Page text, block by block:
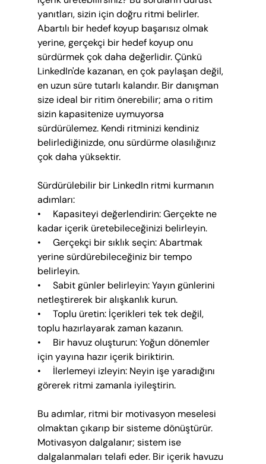
yanıtları, sizin için doğru ritmi belirler.
Abartılı bir hedef koyup başarısız olmak
yerine, gerçekçi bir hedef koyup onu
sürdürmek çok daha değerlidir. Çünkü
LinkedIn'de kazanan, en çok paylaşan değil,
en uzun süre tutarlı kalandır. Bir danışman
size ideal bir ritim önerebilir; ama o ritim
sizin kapasitenize uymuyorsa
sürdürülemez. Kendi ritminizi kendiniz
belirlediğinizde, onu sürdürme olasılığınız
çok daha yüksektir.
Sürdürülebilir bir LinkedIn ritmi kurmanın
adımları:
•     Kapasiteyi değerlendirin: Gerçekte ne
kadar içerik üretebileceğinizi belirleyin.
•     Gerçekçi bir sıklık seçin: Abartmak
yerine sürdürebileceğiniz bir tempo
belirleyin.
•     Sabit günler belirleyin: Yayın günlerini
netleştirerek bir alışkanlık kurun.
•     Toplu üretin: İçerikleri tek tek değil,
toplu hazırlayarak zaman kazanın.
•     Bir havuz oluşturun: Yoğun dönemler
için yayına hazır içerik biriktirin.
•     İlerlemeyi izleyin: Neyin işe yaradığını
görerek ritmi zamanla iyileştirin.
Bu adımlar, ritmi bir motivasyon meselesi
olmaktan çıkarıp bir sisteme dönüştürür.
Motivasyon dalgalanır; sistem ise
dalgalanmaları telafi eder. Bir içerik havuzu